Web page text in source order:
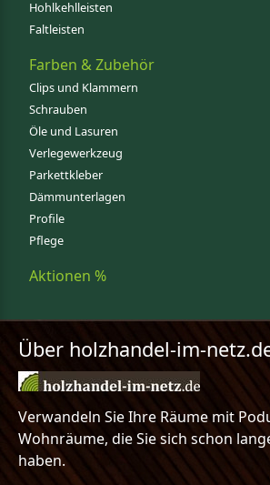
Hohlkehlleisten
Faltleisten
Farben & Zubehör
Clips und Klammern
Schrauben
Öle und Lasuren
Verlegewerkzeug
Parkettkleber
Dämmunterlagen
Profile
Pflege
Aktionen %
Über holzhandel-im-
Verwandeln Sie Ihre Räume mit
Wohnräume, die Sie sich schon
haben.